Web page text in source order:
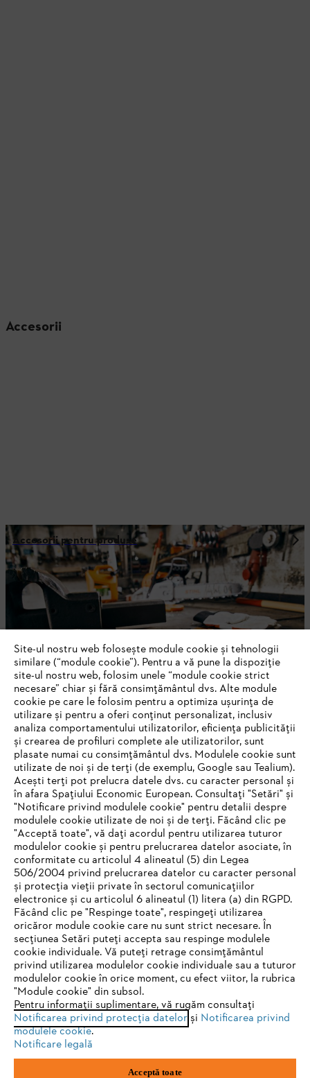
Accesorii
Accesorii pentru produse
Ulei & Detergenţi
Echipamente de protecție
FII LA CURENT CU NEWSLETTER-UL
IHR BROWSER WIRD NICHT
UNTERSTÜTZT
Sie nutzen einen Browser, den wir noch nicht unterstützen. Für
eine optimale Nutzung unserer Seite empfehlen wir Ihnen, zu
einem der folgenden Browser zu wechseln:
Firefox Chrome
Site-ul nostru web folosește module cookie și tehnologii
similare (“module cookie”). Pentru a vă pune la dispoziție
site-ul nostru web, folosim unele “module cookie strict
necesare” chiar și fără consimțământul dvs. Alte module
cookie pe care le folosim pentru a optimiza ușurința de
utilizare și pentru a oferi conținut personalizat, inclusiv
analiza comportamentului utilizatorilor, eficiența publicității
și crearea de profiluri complete ale utilizatorilor, sunt
plasate numai cu consimțământul dvs. Modulele cookie sunt
utilizate de noi și de terți (de exemplu, Google sau Tealium).
Acești terți pot prelucra datele dvs. cu caracter personal și
în afara Spațiului Economic European. Consultați "Setări" și
"Notificare privind modulele cookie" pentru detalii despre
modulele cookie utilizate de noi și de terți. Făcând clic pe
"Acceptă toate", vă dați acordul pentru utilizarea tuturor
modulelor cookie și pentru prelucrarea datelor asociate, în
conformitate cu articolul 4 alineatul (5) din Legea
506/2004 privind prelucrarea datelor cu caracter personal
și protecția vieții private în sectorul comunicațiilor
electronice și cu articolul 6 alineatul (1) litera (a) din RGPD.
Făcând clic pe "Respinge toate", respingeți utilizarea
oricăror module cookie care nu sunt strict necesare. În
secțiunea Setări puteți accepta sau respinge modulele
cookie individuale. Vă puteți retrage consimțământul
privind utilizarea modulelor cookie individuale sau a tuturor
modulelor cookie în orice moment, cu efect viitor, la rubrica
"Module cookie" din subsol.
Pentru informații suplimentare, vă rugăm consultați
Notificarea privind protecția datelorși Notificarea privind
modulele cookie.
Notificare legală
Acceptă toate